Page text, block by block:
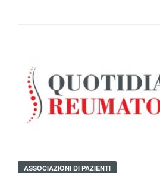
ASSOCIAZIONI DI PAZIENTI